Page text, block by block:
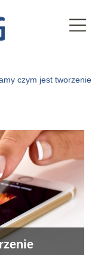
czym jest tworzenie